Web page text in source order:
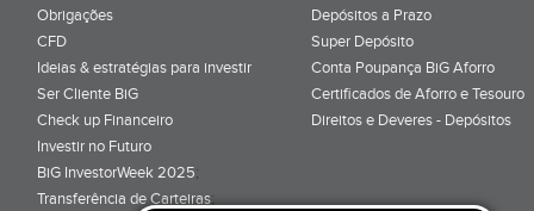
Obrigações
CFD
Ideias & estratégias para investir
Ser Cliente BiG
Check up Financeiro
Investir no Futuro
BiG InvestorWeek 2025;
Transferência de Carteiras;
Depósitos a Prazo
Super Depósito
Conta Poupança BiG Aforro
Certificados de Aforro e Tesouro
Direitos e Deveres - Depósitos